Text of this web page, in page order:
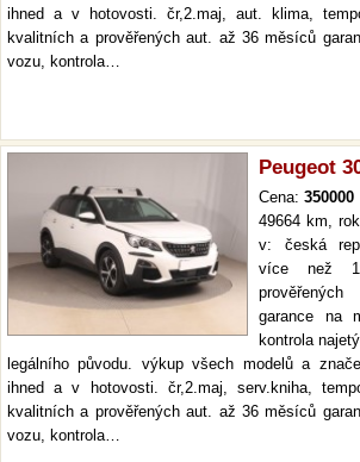
ihned a v hotovosti. čr,2.maj, aut. klima,
kvalitních a prověřených aut. až 36 měsíců
vozu, kontrola…
Peugeot
Cena:350000
49664 km,
v: česká
více než
garance na
kontrola
legálního původu. výkup všech modelů a
ihned a v hotovosti. čr,2.maj, serv.kniha,
kvalitních a prověřených aut. až 36 měsíců
vozu, kontrola…